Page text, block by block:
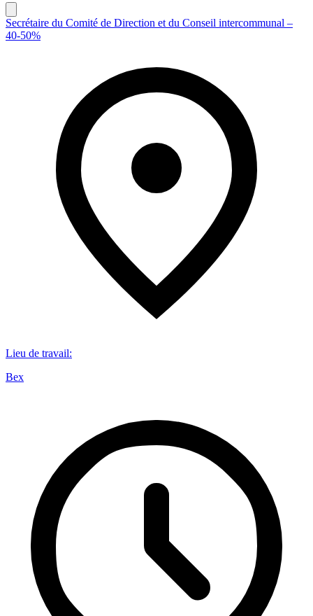
Secrétaire du Comité de Direction et du Conseil intercommunal –
40-50%
Lieu de travail:
Bex